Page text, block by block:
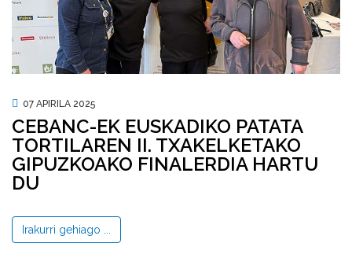
07 APIRILA 2025
CEBANC-EK EUSKADIKO PATATA
TORTILAREN II. TXAKELKETAKO
GIPUZKOAKO FINALERDIA HARTU
DU
Irakurri gehiago ...